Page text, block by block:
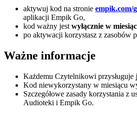
aktywuj kod na stronie empik.com/
aplikacji Empik Go,
kod ważny jest wyłącznie w
po aktywacji korzystasz z zasobów
Ważne informacje
Każdemu Czytelnikowi przysługuje
Kod niewykorzystany w miesiącu
Szczegółowe zasady korzystania z
Audioteki i Empik Go.